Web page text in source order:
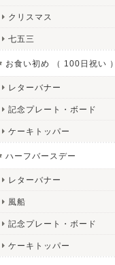
クリスマス
七五三
お食い初め （ 100日祝い ）
レターバナー
記念プレート・ボード
ケーキトッパー
ハーフバースデー
レターバナー
風船
記念プレート・ボード
ケーキトッパー